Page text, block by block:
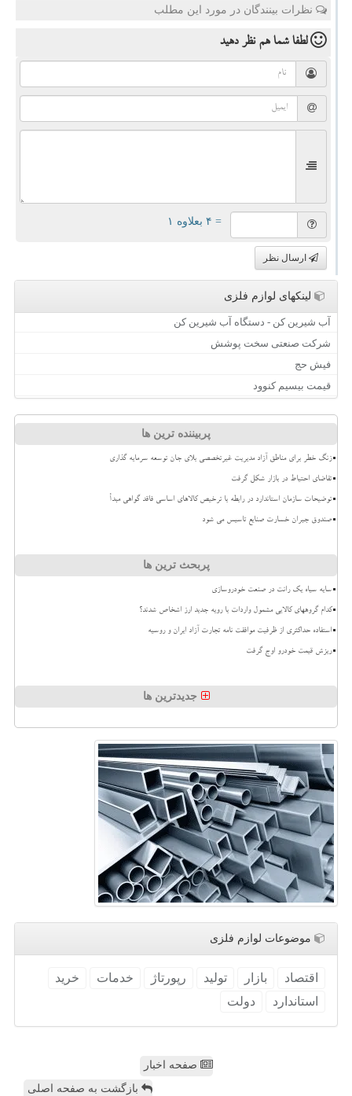
نظرات بینندگان در مورد این مطلب
لطفا شما همنظر دهید
= ۴ بعلاوه ۱
ارسال نظر
لینکهای لوازم فلزی
آب شیرین کن - دستگاه آب شیرین کن
شرکت صنعتی سخت پوشش
فیش حج
قیمت بیسیم کنوود
پربیننده ترین ها
زنگ خطر برای مناطق آزاد مدیریت غیرتخصصی بلای جان توسعه سرمایه گذاری
تقاضای احتیاط در بازار شکل گرفت
توضیحات سازمان استاندارد در رابطه با ترخیص کالاهای اساسی فاقد گواهی مبدأ
صندوق جبران خسارت صنایع تاسیس می شود
پربحث ترین ها
سایه سیاه یک رانت در صنعت خودروسازی
کدام گروههای کالایی مشمول واردات با رویه جدید ارز اشخاص شدند؟
استفاده حداکثری از ظرفیت موافقت نامه تجارت آزاد ایران و روسیه
ریزش قیمت خودرو اوج گرفت
جدیدترین ها
موضوعات لوازم فلزی
اقتصاد بازار تولید رپورتاژ خدمات
خرید
استاندارد
دولت
صفحه اخبار
بازگشت به صفحه اصلی